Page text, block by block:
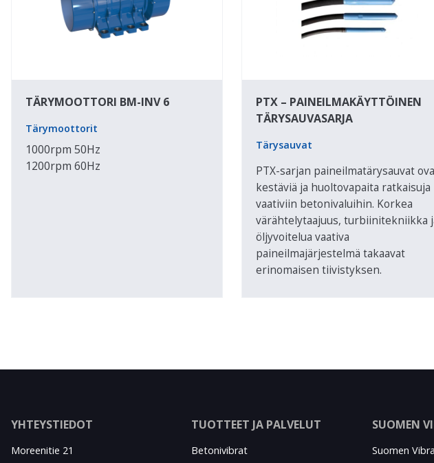
TÄRYMOOTTORI BM-INV 6
Tärymoottorit
1000rpm 50Hz
1200rpm 60Hz
PTX – PAINEILMAKÄYTTÖINEN
TÄRYSAUVASARJA
Tärysauvat
PTX-sarjan paineilmatärysauvat
kestäviä ja huoltovapaita ratkaisuja
vaativiin betonivaluihin. Korkea
värähtelytaajuus, turbiinitekniikka
öljyvoitelua vaativa
paineilmajärjestelmä takaavat
erinomaisen tiivistyksen.
YHTEYSTIEDOT
Moreenitie 21
TUOTTEET JA PALVELUT
Betonivibrat
SUOMEN
Suomen